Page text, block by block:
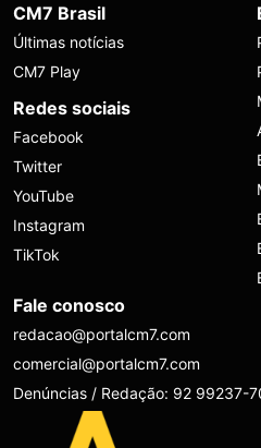
CM7 Brasil
Últimas notícias
CM7 Play
Redes sociais
Facebook
Twitter
YouTube
Instagram
TikTok
Fale conosco
redacao@portalcm7.com
comercial@portalcm7.com
Denúncias / Redação: 92 99237-